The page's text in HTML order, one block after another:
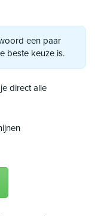
een paar
beste keuze is.
direct alle